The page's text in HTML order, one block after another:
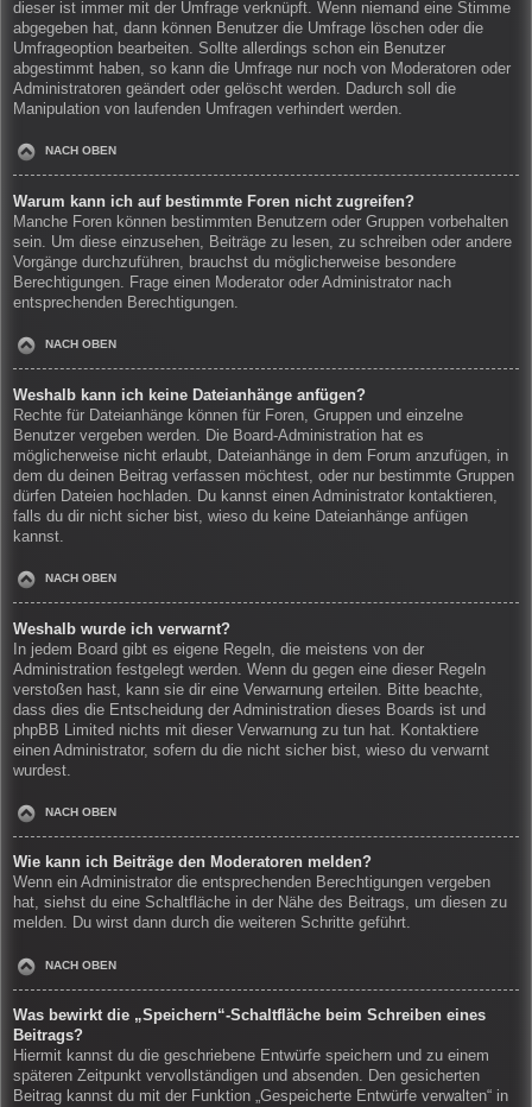
dieser ist immer mit der Umfrage verknüpft. Wenn niemand eine Stimme
abgegeben hat, dann können Benutzer die Umfrage löschen oder die
Umfrageoption bearbeiten. Sollte allerdings schon ein Benutzer
abgestimmt haben, so kann die Umfrage nur noch von Moderatoren oder
Administratoren geändert oder gelöscht werden. Dadurch soll die
Manipulation von laufenden Umfragen verhindert werden.
NACH OBEN
Warum kann ich auf bestimmte Foren nicht zugreifen?
Manche Foren können bestimmten Benutzern oder Gruppen vorbehalten
sein. Um diese einzusehen, Beiträge zu lesen, zu schreiben oder andere
Vorgänge durchzuführen, brauchst du möglicherweise besondere
Berechtigungen. Frage einen Moderator oder Administrator nach
entsprechenden Berechtigungen.
NACH OBEN
Weshalb kann ich keine Dateianhänge anfügen?
Rechte für Dateianhänge können für Foren, Gruppen und einzelne
Benutzer vergeben werden. Die Board-Administration hat es
möglicherweise nicht erlaubt, Dateianhänge in dem Forum anzufügen, in
dem du deinen Beitrag verfassen möchtest, oder nur bestimmte Gruppen
dürfen Dateien hochladen. Du kannst einen Administrator kontaktieren,
falls du dir nicht sicher bist, wieso du keine Dateianhänge anfügen
kannst.
NACH OBEN
Weshalb wurde ich verwarnt?
In jedem Board gibt es eigene Regeln, die meistens von der
Administration festgelegt werden. Wenn du gegen eine dieser Regeln
verstoßen hast, kann sie dir eine Verwarnung erteilen. Bitte beachte,
dass dies die Entscheidung der Administration dieses Boards ist und
phpBB Limited nichts mit dieser Verwarnung zu tun hat. Kontaktiere
einen Administrator, sofern du die nicht sicher bist, wieso du verwarnt
wurdest.
NACH OBEN
Wie kann ich Beiträge den Moderatoren melden?
Wenn ein Administrator die entsprechenden Berechtigungen vergeben
hat, siehst du eine Schaltfläche in der Nähe des Beitrags, um diesen zu
melden. Du wirst dann durch die weiteren Schritte geführt.
NACH OBEN
Was bewirkt die „Speichern“-Schaltfläche beim Schreiben eines
Beitrags?
Hiermit kannst du die geschriebene Entwürfe speichern und zu einem
späteren Zeitpunkt vervollständigen und absenden. Den gesicherten
Beitrag kannst du mit der Funktion „Gespeicherte Entwürfe verwalten“ in